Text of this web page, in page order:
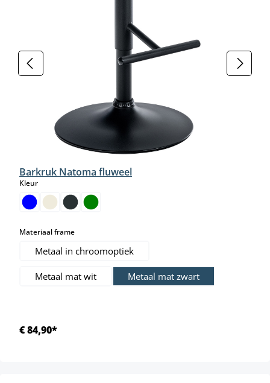
Barkruk Natoma fluweel
Kleurselect
Materiaal frameselect
Metaal in chroomoptiek
Metaal mat wit Metaal mat zwart
€ 84,90*